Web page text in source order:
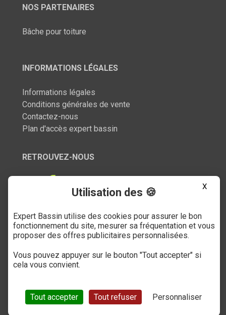
NOS PARTENAIRES
Bâche pour toiture
INFORMATIONS LÉGALES
Informations légales
Conditions générales de vente
Contactez-nous
Plan d'accès expert bassin
RETROUVEZ-NOUS
SERVICE CLIENT
03 27 89 21 52
Du mardi au samedi
X
Utilisation des 🍪
Expert Bassin utilise des cookies pour assurer le bon
fonctionnement du site, mesurer sa fréquentation et vous
proposer des offres publicitaires personnalisées.
Vous pouvez appuyer sur le bouton "Tout accepter" si
cela vous convient.
Tout accepter Tout refuser Personnaliser